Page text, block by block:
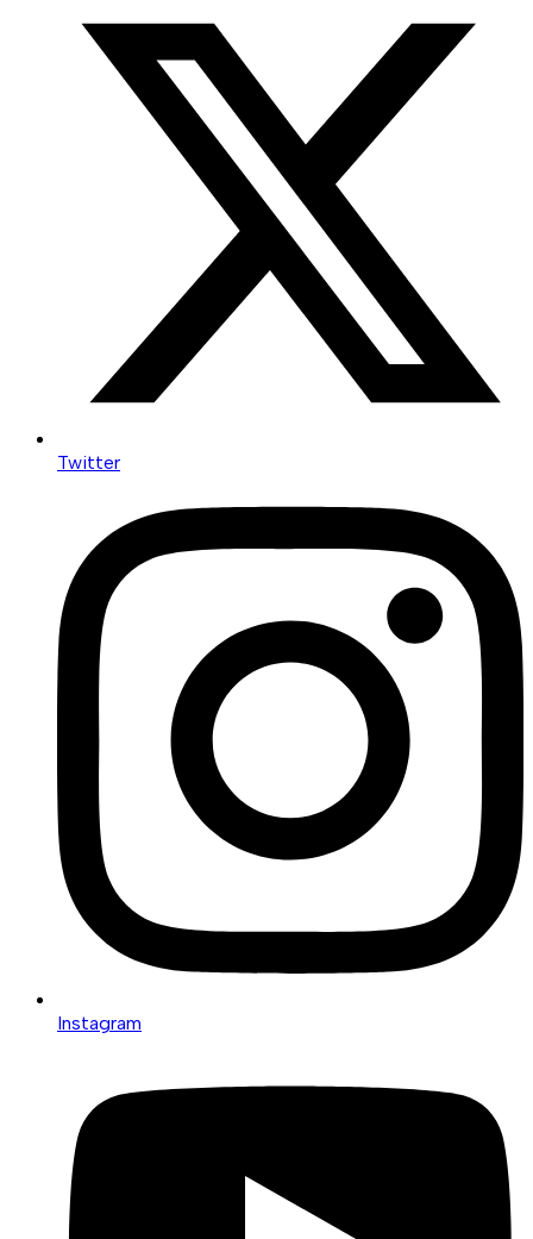
Twitter
Instagram